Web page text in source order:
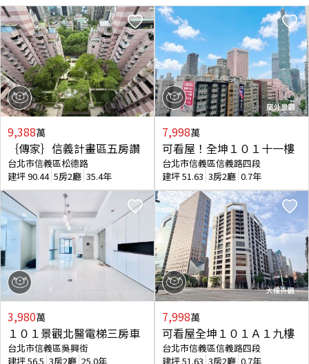
9,388萬
｛傳家｝信義計畫區五房讚
台北市信義區松德路
建坪90.44 5房2廳 35.4年
3,980萬
１０１景觀北醫電梯三房車
台北市信義區吳興街
建坪56.5 3房2廳 25.0年
7,998萬
可看屋！全坤１０１十一樓
台北市信義區信義路四段
建坪51.63 3房2廳 0.7年
7,998萬
可看屋全坤１０１Ａ１九樓
台北市信義區信義路四段
建坪51.63 3房2廳 0.7年